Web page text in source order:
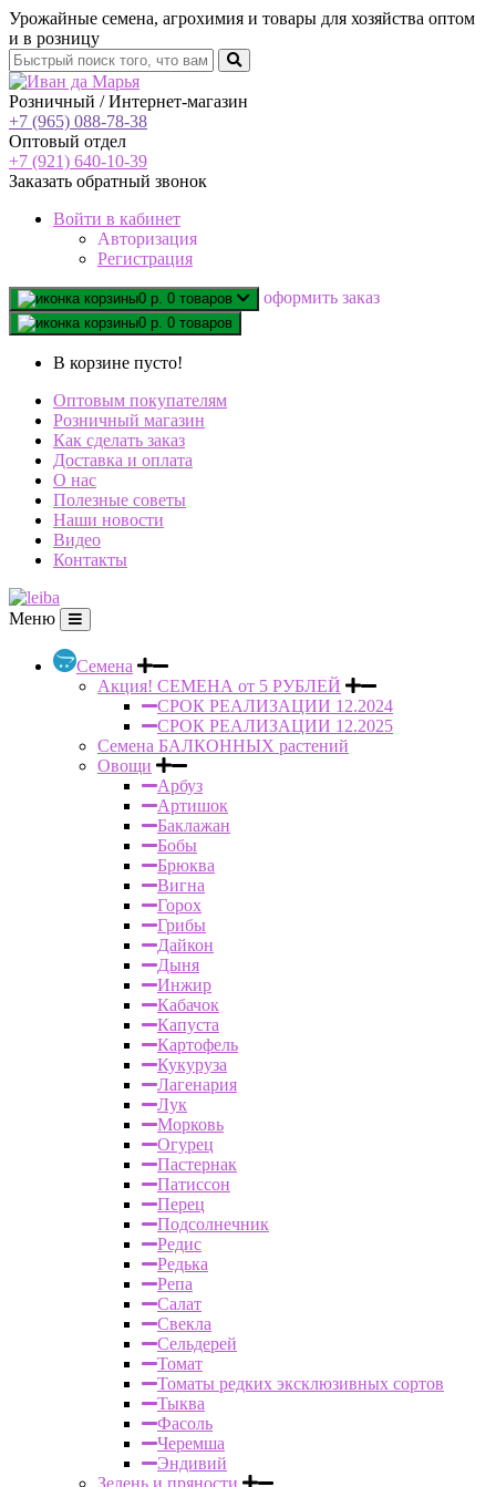
Урожайные семена, агрохимия и товары для хозяйства оптом
и в розницу
Розничный / Интернет-магазин
+7 (965) 088-78-38
Оптовый отдел
+7 (921) 640-10-39
Заказать обратный звонок
Войти в кабинет
Авторизация
Регистрация
0 р. 0 товаров oформить заказ
0 р. 0 товаров
В корзине пусто!
Оптовым покупателям
Розничный магазин
Как сделать заказ
Доставка и оплата
О нас
Полезные советы
Наши новости
Видео
Контакты
Меню
Семена
Акция! СЕМЕНА от 5 РУБЛЕЙ
СРОК РЕАЛИЗАЦИИ 12.2024
СРОК РЕАЛИЗАЦИИ 12.2025
Семена БАЛКОННЫХ растений
Овощи
Арбуз
Артишок
Баклажан
Бобы
Брюква
Вигна
Горох
Грибы
Дайкон
Дыня
Инжир
Кабачок
Капуста
Картофель
Кукуруза
Лагенария
Лук
Морковь
Огурец
Пастернак
Патиссон
Перец
Подсолнечник
Редис
Редька
Репа
Салат
Свекла
Сельдерей
Томат
Томаты редких эксклюзивных сортов
Тыква
Фасоль
Черемша
Эндивий
Зелень и пряности